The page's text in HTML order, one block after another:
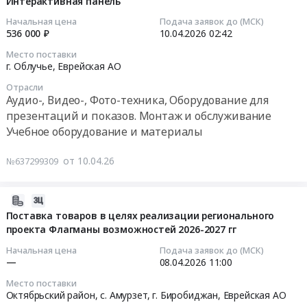
,
,
Начальная цена
536 000 ₽
Подача заявок до (МСК)
10.04.2026 02:42
Место поставки
г. Облучье, Еврейская АО
Отрасли
Аудио-, Видео-, Фото-техника, Оборудование для
презентаций и показов. Монтаж и обслуживание
Учебное оборудование и материалы
№637299309 от 10.04.26
Поставка товаров в целях реализации регионального
проекта Флагманы возможностей 2026-2027 гг
Начальная цена
—
Подача заявок до (МСК)
08.04.2026 11:00
Место поставки
Октябрьский район, с. Амурзет, г. Биробиджан, Еврейская АО